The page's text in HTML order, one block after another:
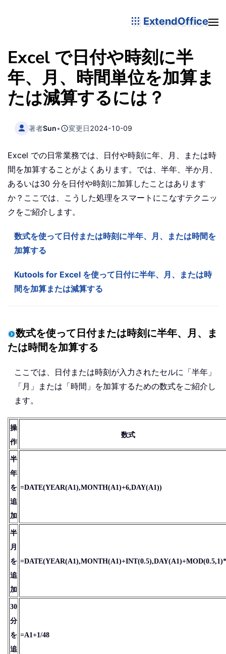
ExtendOffice
Excel で日付や時刻に半
年、月、時間単位を加算ま
たは減算するには？
著者Sun• 変更日2024-10-09
Excel での日常業務では、日付や時刻に年、月、または時
間を加算することがよくあります。では、半年、半か月、
あるいは30 分を日付や時刻に加算したことはあります
か？ここでは、こうした処理をスマートにこなすテクニッ
クをご紹介します。
数式を使って日付または時刻に半年、月、または時間を
加算する
Kutools for Excel を使って日付に半年、月、または時
間を加算または減算する
数式を使って日付または時刻に半年、月、ま
たは時間を加算する
ここでは、日付または時刻が入力されたセルに「半年」
「月」または「時間」を加算するための数式をご紹介し
ます。
操
作
数式
半
年
を
追
加
=DATE(YEAR(A1),MONTH(A1)+6,DAY(A1))
半
月
を
追
加
30
分
を
追
=A1+1/48